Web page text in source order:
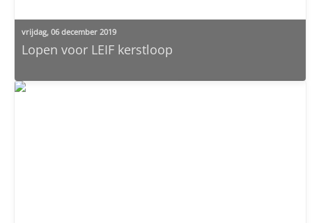
vrijdag, 06 december 2019
Lopen voor LEIF kerstloop